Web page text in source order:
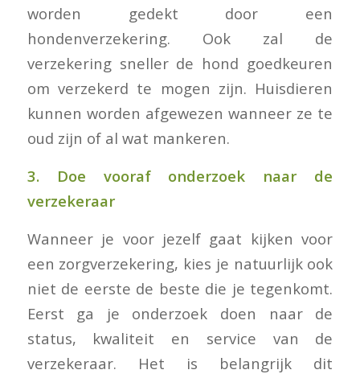
worden gedekt door een
hondenverzekering. Ook zal de
verzekering sneller de hond goedkeuren
om verzekerd te mogen zijn. Huisdieren
kunnen worden afgewezen wanneer ze te
oud zijn of al wat mankeren.
3. Doe vooraf onderzoek naar de
verzekeraar
Wanneer je voor jezelf gaat kijken voor
een zorgverzekering, kies je natuurlijk ook
niet de eerste de beste die je tegenkomt.
Eerst ga je onderzoek doen naar de
status, kwaliteit en service van de
verzekeraar. Het is belangrijk dit